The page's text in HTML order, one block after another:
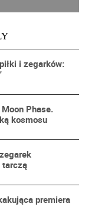
i zegarków:
Phase.
kosmosu
tarczą
premiera